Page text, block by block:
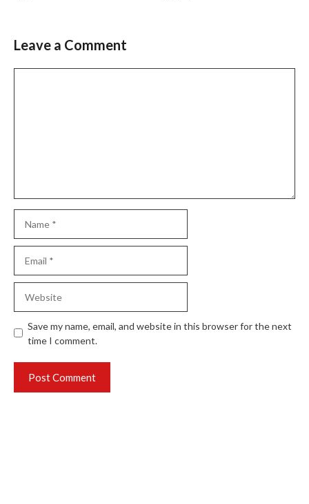
Leave a Comment
Save my name, email, and website in this browser for the next
time I comment.